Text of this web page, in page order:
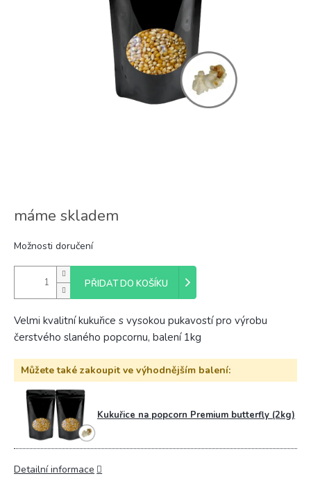
máme skladem
Možnosti doručení
PŘIDAT DO KOŠÍKU
Velmi kvalitní kukuřice s vysokou pukavostí pro výrobu
čerstvého slaného popcornu, balení 1kg
Můžete také zakoupit ve výhodnějším balení:
Kukuřice na popcorn Premium butterfly (2kg)
Detailní informace